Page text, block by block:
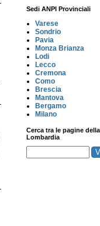
Sedi ANPI Provinciali
Varese
Sondrio
Pavia
Monza Brianza
Lodi
Lecco
Cremona
Como
Brescia
Mantova
Bergamo
Milano
Cerca tra le pagine della
Lombardia